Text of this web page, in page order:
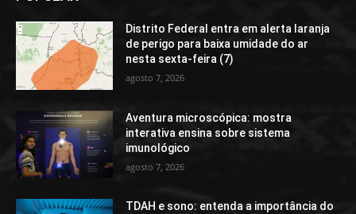
Distrito Federal entra em alerta laranja
de perigo para baixa umidade do ar
nesta sexta-feira (7)
agosto 7, 2026
Aventura microscópica: mostra
interativa ensina sobre sistema
imunológico
agosto 7, 2026
TDAH e sono: entenda a importância do